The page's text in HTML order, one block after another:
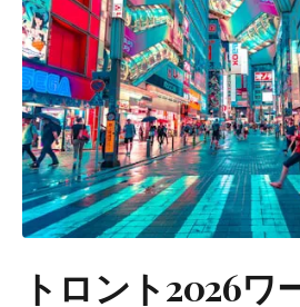
トロント2026ワ